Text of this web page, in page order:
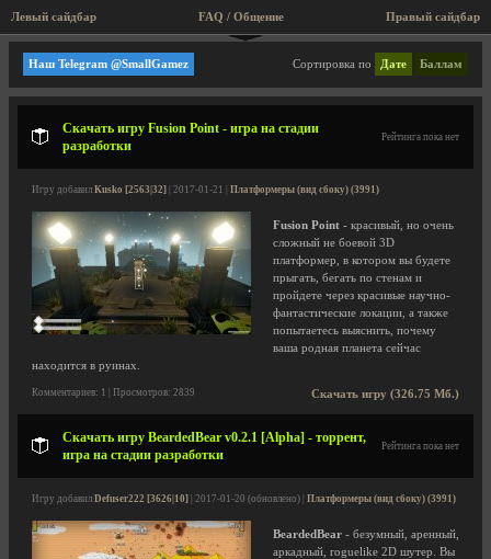
Левый сайдбар Правый сайдбар
FAQ / Общение
Платформеры (вид сбоку)
Сортировка по Дате Баллам
Наш Telegram @SmallGamez
Скачать игру Fusion Point - игра на стадии
разработки
Рейтинга пока нет
Игру добавил Kusko [2563|32] | 2017-01-21 | Платформеры (вид сбоку) (3991)
Fusion Point - красивый, но очень
сложный не боевой 3D
платформер, в котором вы будете
прыгать, бегать по стенам и
пройдете через красивые научно-
фантастические локации, а также
попытаетесь выяснить, почему
ваша родная планета сейчас
находится в руинах.
Скачать игру (326.75 Мб.)
Комментариев: 1 | Просмотров: 2839
Скачать игру BeardedBear v0.2.1 [Alpha] - торрент,
игра на стадии разработки
Рейтинга пока нет
Игру добавил Defuser222 [3626|10] | 2017-01-20 (обновлено) | Платформеры (вид сбоку) (3991)
BeardedBear - безумный, аренный,
аркадный, roguelike 2D шутер. Вы